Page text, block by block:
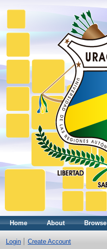
Home About Browse
Login Create Account